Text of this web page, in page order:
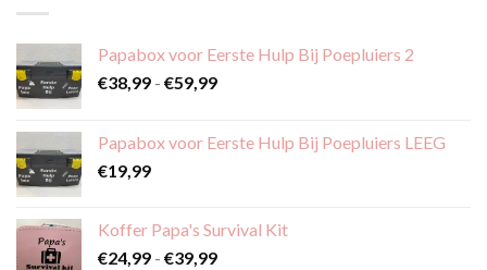
Papabox voor Eerste Hulp Bij Poepluiers 2
€38,99 - €59,99Prijsklasse:
€59,99
Papabox voor Eerste Hulp Bij Poepluiers LEEG
€19,99
Koffer Papa's Survival Kit
€24,99 - €39,99Prijsklasse: